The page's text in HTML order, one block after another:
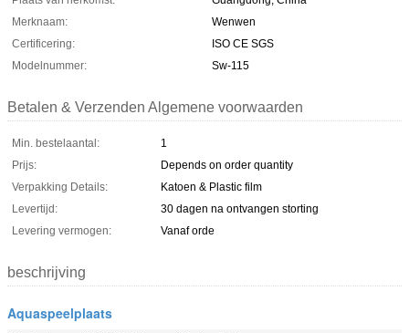
Merknaam:
Wenwen
Certificering:
ISO CE SGS
Modelnummer:
Sw-115
Betalen & Verzenden Algemene voorwaarden
Min. bestelaantal:
1
Prijs:
Depends on order quantity
Verpakking Details:
Katoen & Plastic film
Levertijd:
30 dagen na ontvangen storting
Levering vermogen:
Vanaf orde
beschrijving
Aquaspeelplaats